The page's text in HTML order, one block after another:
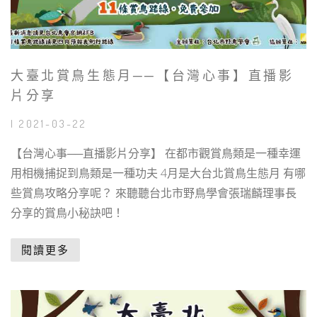
大臺北賞鳥生態月──【台灣心事】直播影
片分享
| 2021-03-22
【台灣心事──直播影片分享】 在都市觀賞鳥類是一種幸運
用相機捕捉到鳥類是一種功夫 4月是大台北賞鳥生態月 有哪
些賞鳥攻略分享呢？ 來聽聽台北市野鳥學會張瑞麟理事長
分享的賞鳥小秘訣吧！
閱讀更多